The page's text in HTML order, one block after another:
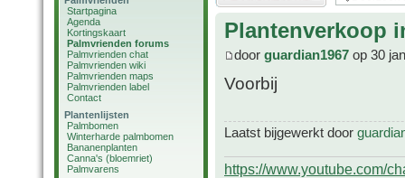
Startpagina
Agenda
Kortingskaart
Palmvrienden forums
Palmvrienden chat
Palmvrienden wiki
Palmvrienden maps
Palmvrienden label
Contact
Plantenlijsten
Palmbomen
Winterharde palmbomen
Bananenplanten
Canna's (bloemriet)
Palmvarens
Plantenverkoop
door guardian1967 op 30
Voorbij
Laatst bijgewerkt door
https://www.youtube.com/